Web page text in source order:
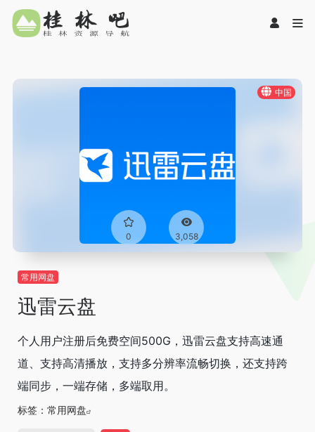
中国
0 3,058
常用网盘
迅雷云盘
个人用户注册后免费空间500G，迅雷云盘支持高速通
道、支持高清播放，支持多分辨率流畅切换，还支持跨
端同步，一端存储，多端取用。
标签： 常用网盘